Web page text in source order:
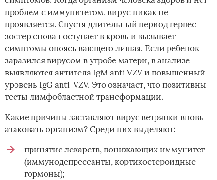
проблем с иммунитетом, вирус никак не
проявляется. Спустя длительный период герпес
зостер снова поступает в кровь и вызывает
симптомы опоясывающего лишая. Если ребенок
заразился вирусом в утробе матери, в анализе
выявляются антитела IgM anti VZV и повышенный
уровень IgG anti-VZV. Это означает, что позитивны
тесты лимфобластной трансформации.
Какие причины заставляют вирус ветрянки вновь
атаковать организм? Среди них выделяют:
принятие лекарств, понижающих иммунитет
(иммунодепрессанты, кортикостероидные
гормоны);